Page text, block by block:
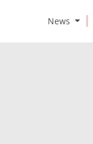
News O